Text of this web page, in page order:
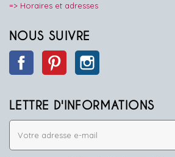
=> Horaires et adresses
NOUS SUIVRE
Facebook Pinterest
LETTRE D'INFORMATIONS